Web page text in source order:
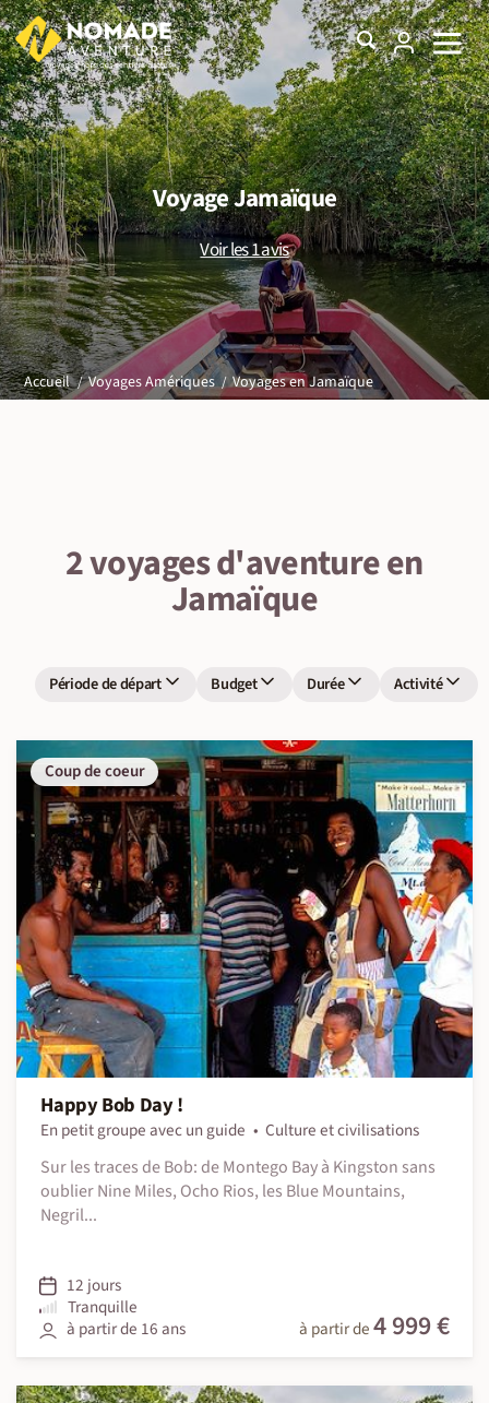
Voyage Jamaïque
Voir les 1 avis
Accueil Voyages Amériques Voyages en Jamaïque
2 voyages d'aventure en
Jamaïque
Période de départ Budget Durée Activité
Coup de coeur
Happy Bob Day !
En petit groupe avec un guide
Culture et civilisations
Sur les traces de Bob: de Montego Bay à Kingston sans
oublier Nine Miles, Ocho Rios, les Blue Mountains,
Negril...
12 jours
Tranquille
à partir de 16 ans
à partir de4 999 €